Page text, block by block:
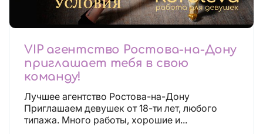
VIP агентство Ростова-на-Дону
приглашает тебя в свою
команду!
Лучшее агентство Ростова-на-Дону
Приглашаем девушек от 18-ти лет, любого
типажа. Много работы, хорошие и...